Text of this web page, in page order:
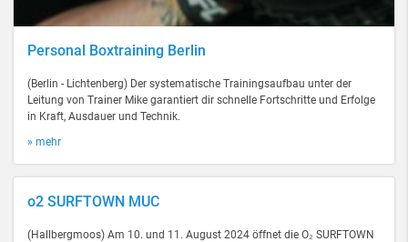
Personal Boxtraining Berlin
(Berlin - Lichtenberg) Der systematische Trainingsaufbau unter der
Leitung von Trainer Mike garantiert dir schnelle Fortschritte und Erfolge
in Kraft, Ausdauer und Technik.
» mehr
o2 SURFTOWN MUC
(Hallbergmoos) Am 10. und 11. August 2024 öffnet die O₂ SURFTOWN